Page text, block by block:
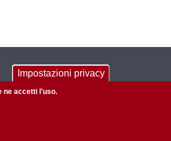
CONTATTI
Impostazioni privacy
ne accetti l'uso.